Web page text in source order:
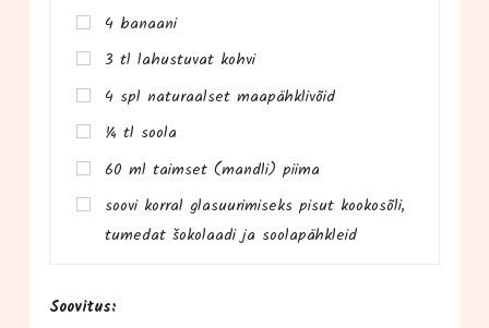
4 banaa­ni
3 tl lahus­tu­vat kohvi
4 spl natu­raal­set maapähklivõid
¼ tl soola
60 ml taim­set (mand­li) piima
soo­vi kor­ral gla­suu­ri­miseks pisut koo­kos­õli,
tume­dat šoko­laa­di ja soolapähkleid
Soo­vi­tus: